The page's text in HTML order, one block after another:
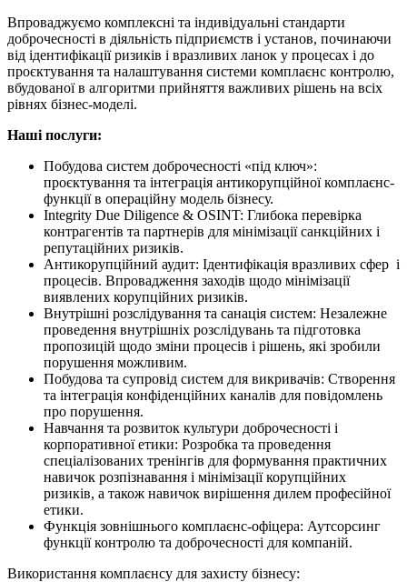
Впроваджуємо комплексні та індивідуальні стандарти
доброчесності в діяльність підприємств і установ, починаючи
від ідентифікації ризиків і вразливих ланок у процесах і до
проєктування та налаштування системи комплаєнс контролю,
вбудованої в алгоритми прийняття важливих рішень на всіх
рівнях бізнес-моделі.
Наші послуги:
Побудова систем доброчесності «під ключ»:
проєктування та інтеграція антикорупційноїкомплаєнс-
функції в операційну модель бізнесу.
Integrity Due Diligence & OSINT: Глибока перевірка
контрагентів та партнерів для мінімізації санкційних і
репутаційних ризиків.
Антикорупційний аудит: Ідентифікація вразливих сфер і
процесів. Впровадження заходів щодо мінімізації
виявлених корупційних ризиків.
Внутрішні розслідування та санація систем: Незалежне
проведення внутрішніх розслідувань та підготовка
пропозицій щодо зміни процесів і рішень, які зробили
порушення можливим.
Побудова та супровід систем для викривачів: Створення
та інтеграція конфіденційних каналів для повідомлень
про порушення.
Навчання та розвиток культури доброчесності і
корпоративної етики: Розробка та проведення
спеціалізованих тренінгів для формування практичних
навичок розпізнавання і мінімізаціїкорупційних
ризиків, а також навичок вирішення дилем професійної
етики.
Функція зовнішнього комплаєнс-офіцера: Аутсорсинг
функції контролю та доброчесності для компаній.
Використання комплаєнсу для захисту бізнесу: